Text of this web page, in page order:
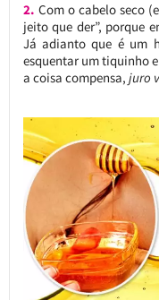
2. Com o cabelo seco
jeito que der”, porque
Já adianto que é um
esquentar um tiquinho
a coisa compensa, juro